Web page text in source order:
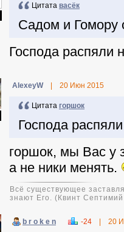
Цитата васёк
Садом и Гомору
Господа распяли
AlexeyW 20 Июн 2015
Цитата горшок
Господа
горшок, мы Вас у
а не ники менять.
Всё существующее
знают Его. (Квинт
b r o k e n -24 20